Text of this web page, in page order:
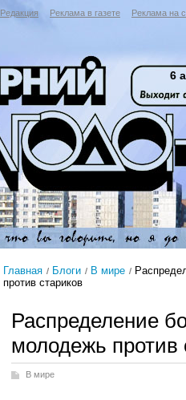
Редакция Реклама в газете Реклама на
6
Главная Блоги В мире
против стариков
Распределение
молодежь против
В мире